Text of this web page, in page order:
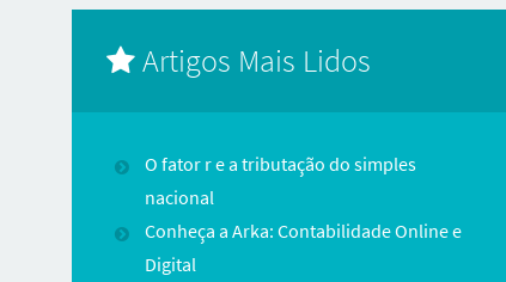
Artigos Mais Lidos
O fator r e a tributação do simples
nacional
Conheça a Arka: Contabilidade Online e
Digital